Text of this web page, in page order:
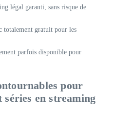
légal garanti, sans risque de
totalement gratuit pour les
parfois disponible pour
pour
en streaming